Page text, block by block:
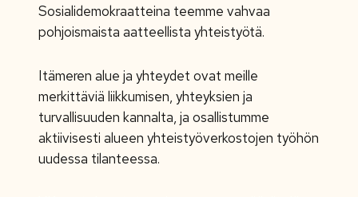
Sosialidemokraatteina teemme vahvaa
pohjoismaista aatteellista yhteistyötä.
Itämeren alue ja yhteydet ovat meille
merkittäviä liikkumisen, yhteyksien ja
turvallisuuden kannalta, ja osallistumme
aktiivisesti alueen yhteistyöverkostojen työhön
uudessa tilanteessa.